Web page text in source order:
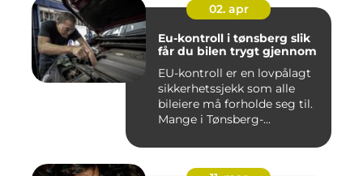
02. apr
Eu-kontroll i tønsberg slik
får du bilen trygt gjennom
EU-kontroll er en lovpålagt
sikkerhetssjekk som alle
bileiere må forholde seg til.
Mange i Tønsberg-...